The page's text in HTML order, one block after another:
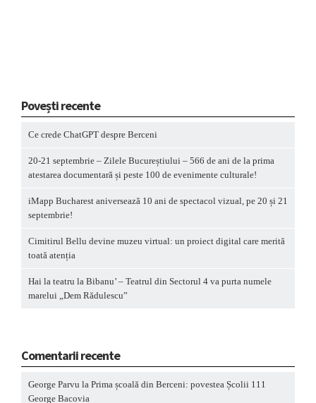
Povești recente
Ce crede ChatGPT despre Berceni
20-21 septembrie – Zilele Bucureștiului – 566 de ani de la prima
atestarea documentară și peste 100 de evenimente culturale!
iMapp Bucharest aniversează 10 ani de spectacol vizual, pe 20 și 21
septembrie!
Cimitirul Bellu devine muzeu virtual: un proiect digital care merită
toată atenția
Hai la teatru la Bibanu’ – Teatrul din Sectorul 4 va purta numele
marelui „Dem Rădulescu”
Comentarii recente
George Parvu la Prima școală din Berceni: povestea Școlii 111
George Bacovia